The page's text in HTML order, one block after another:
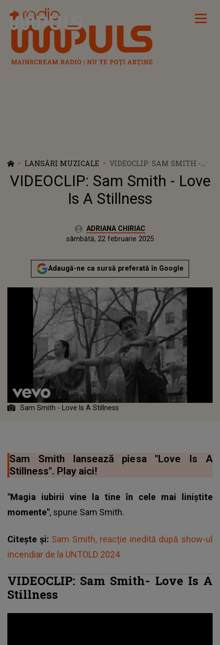
Radio Impuls
LANSĂRI MUZICALE
VIDEOCLIP: SAM SMITH -
LOVE IS A STILLNESS
VIDEOCLIP: Sam Smith - Love
Is A Stillness
Autor:ADRIANA CHIRIAC
Publicat:
sâmbătă, 22 februarie 2025
Adaugă-ne ca sursă preferată în Google
Sam Smith - Love Is A Stillness
Sam Smith lansează piesa "Love Is A
Stillness". Play aici!
"Magia iubirii vine la tine în cele mai liniștite
momente", spune Sam Smith.
Citește și: Sam Smith, reacție inedită după show-ul
incendiar de la UNTOLD 2024
VIDEOCLIP: Sam Smith- Love Is A
Stillness